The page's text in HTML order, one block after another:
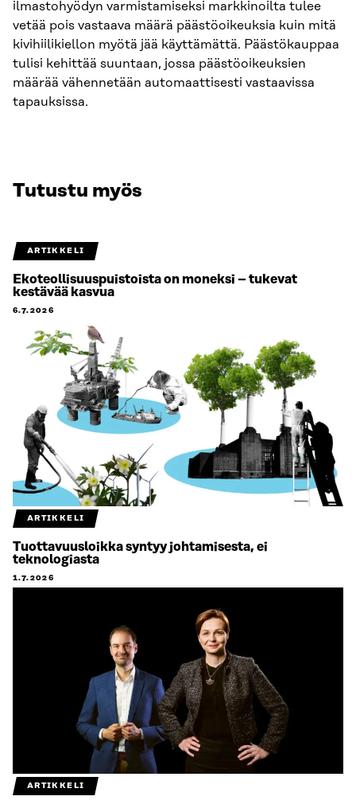
ilmastohyödyn varmistamiseksi markkinoilta tulee
vetää pois vastaava määrä päästöoikeuksia kuin mitä
kivihiilikiellon myötä jää käyttämättä. Päästökauppaa
tulisi kehittää suuntaan, jossa päästöoikeuksien
määrää vähennetään automaattisesti vastaavissa
tapauksissa.
Tutustu myös
ARTIKKELI
Ekoteollisuuspuistoista on moneksi – tukevat
kestävää kasvua
6.7.2026
ARTIKKELI
Tuottavuusloikka syntyy johtamisesta, ei
teknologiasta
1.7.2026
ARTIKKELI